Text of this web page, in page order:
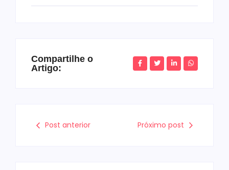
Compartilhe o
Artigo:
Post anterior Próximo post